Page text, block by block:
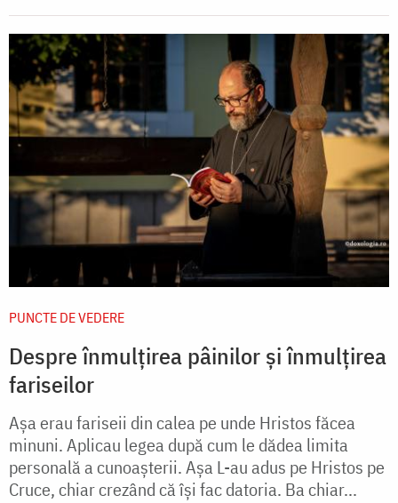
PUNCTE DE VEDERE
Despre înmulțirea pâinilor și înmulțirea
fariseilor
Așa erau fariseii din calea pe unde Hristos făcea
minuni. Aplicau legea după cum le dădea limita
personală a cunoașterii. Așa L-au adus pe Hristos pe
Cruce, chiar crezând că își fac datoria. Ba chiar...